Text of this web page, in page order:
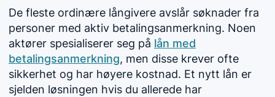
De fleste ordinære långivere avslår søknader fra
personer med aktiv betalingsanmerkning. Noen
aktører spesialiserer seg på lån med
betalingsanmerkning, men disse krever ofte
sikkerhet og har høyere kostnad. Et nytt lån er
sjelden løsningen hvis du allerede har